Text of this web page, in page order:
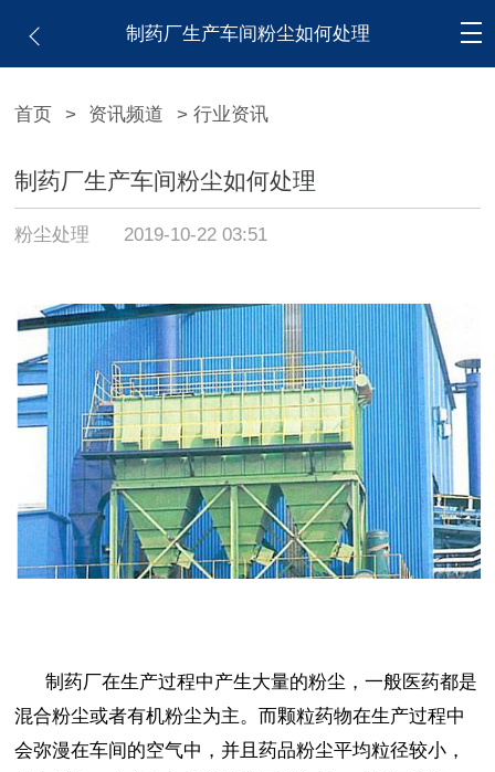
制药厂生产车间粉尘如何处理
首页 > 资讯频道 > 行业资讯
制药厂生产车间粉尘如何处理
粉尘处理 2019-10-22 03:51
制药厂在生产过程中产生大量的粉尘，一般医药都是
混合粉尘或者有机粉尘为主。而颗粒药物在生产过程中
会弥漫在车间的空气中，并且药品粉尘平均粒径较小，